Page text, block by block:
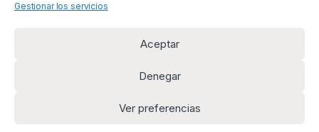
Gestionar los servicios
Aceptar
Denegar
Ver preferencias
¿Alguna duda? Llámanos